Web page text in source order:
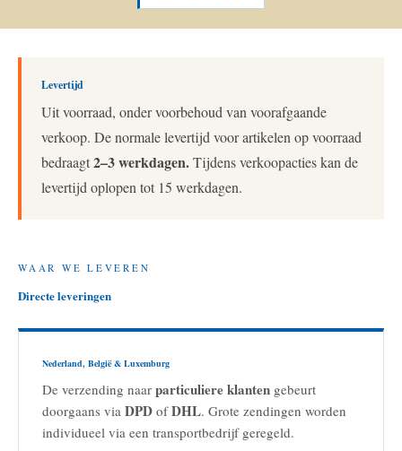
Levertijd
Uit voorraad, onder voorbehoud van voorafgaande
verkoop. De normale levertijd voor artikelen op voorraad
bedraagt2–3 werkdagen.Tijdens verkoopacties kan de
levertijd oplopen tot 15 werkdagen.
WAAR WE LEVEREN
Directe leveringen
Nederland, België & Luxemburg
De verzending naar particuliere klanten gebeurt
doorgaans via DPD ofDHL. Grote zendingen worden
individueel via een transportbedrijf geregeld.